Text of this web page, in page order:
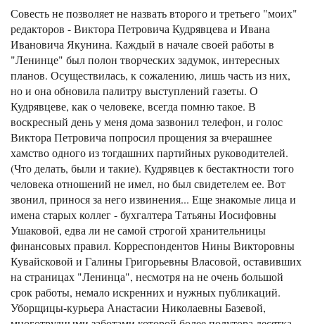
Совесть не позволяет не назвать второго и третьего "моих"
редакторов - Виктора Петровича Кудрявцева и Ивана
Ивановича Якунина. Каждый в начале своей работы в
"Ленинце" был полон творческих задумок, интересных
планов. Осуществилась, к сожалению, лишь часть из них,
но и она обновила палитру выступлений газеты. О
Кудрявцеве, как о человеке, всегда помню такое. В
воскресный день у меня дома зазвонил телефон, и голос
Виктора Петровича попросил прощения за вчерашнее
хамство одного из тогдашних партийных руководителей.
(Что делать, были и такие). Кудрявцев к бестактности того
человека отношений не имел, но был свидетелем ее. Вот
звонил, принося за него извинения... Еще знакомые лица и
имена старых коллег - бухгалтера Татьяны Иосифовны
Ушаковой, едва ли не самой строгой хранительницы
финансовых правил. Корреспондентов Нины Викторовны
Кувайсковой и Галины Григорьевны Власовой, оставивших
на страницах "Ленинца", несмотря на не очень большой
срок работы, немало искренних и нужных публикаций.
Уборщицы-курьера Анастасии Николаевны Базевой,